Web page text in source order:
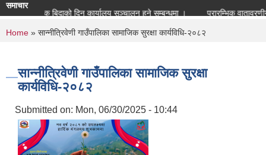
समाचार
सार्वजनुक बिदाको दिन कार्यालय सञ्चालन हुने सम्बन्धमा ।
प्रारम्भिक वातावरणीय
You are here
Home » सान्नीत्रिवेणी गाउँपालिका सामाजिक सुरक्षा कार्यविधि-२०८२
सान्नीत्रिवेणी गाउँपालिका सामाजिक सुरक्षा
कार्यविधि-२०८२
Submitted on: Mon, 06/30/2025 - 10:44